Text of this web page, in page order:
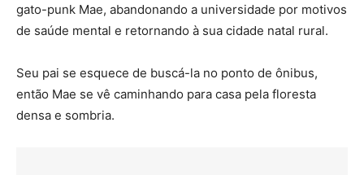
gato-punk Mae, abandonando a universidade por motivos
de saúde mental e retornando à sua cidade natal rural.
Seu pai se esquece de buscá-la no ponto de ônibus,
então Mae se vê caminhando para casa pela floresta
densa e sombria.